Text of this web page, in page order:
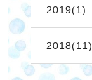
2019(1)
2018(11)